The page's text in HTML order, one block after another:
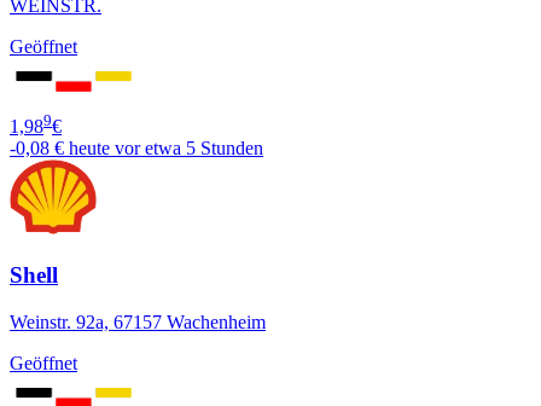
WEINSTR.
Geöffnet
1,989€
-0,08 € heute vor etwa 5 Stunden
Shell
Weinstr. 92a, 67157 Wachenheim
Geöffnet